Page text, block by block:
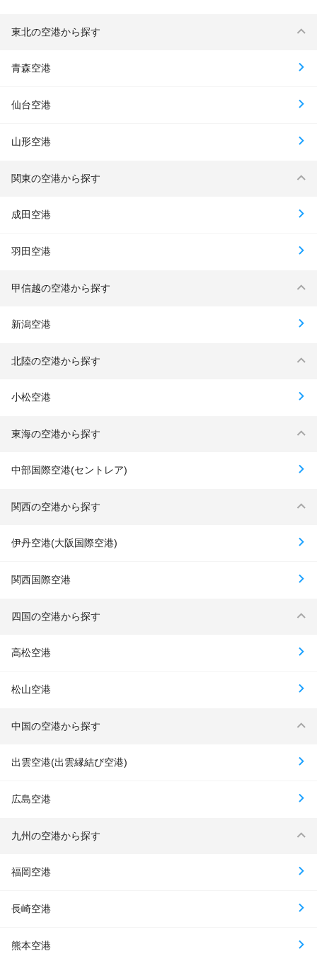
東北の空港から探す
青森空港
仙台空港
山形空港
関東の空港から探す
成田空港
羽田空港
甲信越の空港から探す
新潟空港
北陸の空港から探す
小松空港
東海の空港から探す
中部国際空港(セントレア)
関西の空港から探す
伊丹空港(大阪国際空港)
関西国際空港
四国の空港から探す
高松空港
松山空港
中国の空港から探す
出雲空港(出雲縁結び空港)
広島空港
九州の空港から探す
福岡空港
長崎空港
熊本空港